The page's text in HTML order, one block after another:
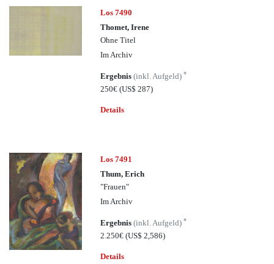
Los 7490
Thomet, Irene
Ohne Titel
Im Archiv
Ergebnis(inkl. Aufgeld)*
250€(US$ 287)
Details
Los 7491
Thum, Erich
"Frauen"
Im Archiv
Ergebnis(inkl. Aufgeld)*
2.250€(US$ 2,586)
Details